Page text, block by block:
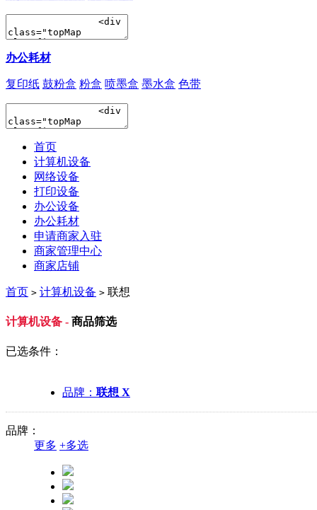
办公耗材
复印纸 鼓粉盒 粉盒 喷墨盒 墨水盒 色带
首页
计算机设备
网络设备
打印设备
办公设备
办公耗材
申请商家入驻
商家管理中心
商家店铺
首页 > 计算机设备 > 联想
计算机设备 - 商品筛选
已选条件：
品牌： 联想 X
品牌：
更多 +多选